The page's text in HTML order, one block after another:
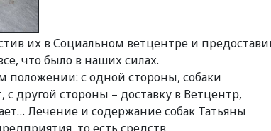
их в Социальном ветцентре и
что было в наших силах.
положении: с одной стороны, собаки
другой стороны – доставку в Ветцентр,
Лечение и содержание собак Татьяны